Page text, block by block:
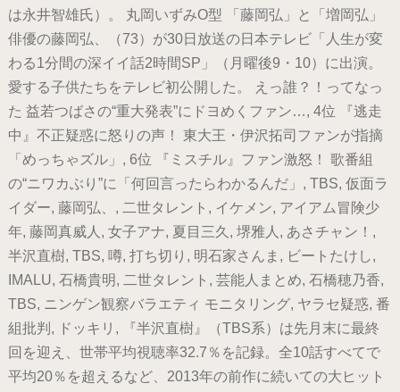
は永井智雄氏）。 丸岡いずみO型 「藤岡弘」と「増岡弘」
俳優の藤岡弘、（73）が30日放送の日本テレビ「人生が変
わる1分間の深イイ話2時間SP」（月曜後9・10）に出演。
愛する子供たちをテレビ初公開した。 えっ誰？！ってなっ
た 益若つばさの“重大発表”にドヨめくファン…, 4位 『逃走
中』不正疑惑に怒りの声！ 東大王・伊沢拓司ファンが指摘
「めっちゃズル」, 6位 『ミスチル』ファン激怒！ 歌番組
の“ニワカぶり”に「何回言ったらわかるんだ」, TBS, 仮面ラ
イダー, 藤岡弘、, 二世タレント, イケメン, アイアム冒険少
年, 藤岡真威人, 女子アナ, 夏目三久, 堺雅人, あさチャン！,
半沢直樹, TBS, 噂, 打ち切り, 明石家さんま, ビートたけし,
IMALU, 石橋貴明, 二世タレント, 芸能人まとめ, 石橋穂乃香,
TBS, ニンゲン観察バラエティ モニタリング, ヤラセ疑惑, 番
組批判, ドッキリ, 『半沢直樹』（TBS系）は先月末に最終
回を迎え、世帯平均視聴率32.7％を記録。全10話すべてで
平均20％を超えるなど、2013年の前作に続いての大ヒット